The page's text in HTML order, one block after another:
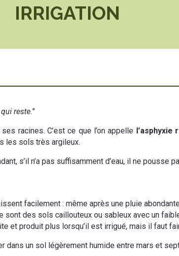
IRRIGATION
qui reste."
racines. C’est ce que l’on appelle l’asphyxie
les sols très argileux.
s’il n’a pas suffisamment d’eau, il ne pousse
facilement : même après une pluie
des sols caillouteux ou sableux avec un
et produit plus lorsqu’il est irrigué, mais il faut
dans un sol légèrement humide entre mars et